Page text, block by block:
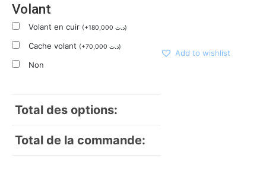
Volant
Volant en cuir (+180,000 د.ت)
Cache volant (+70,000 د.ت)
Non
Total des options:
Total de la commande:
Add to wishlist